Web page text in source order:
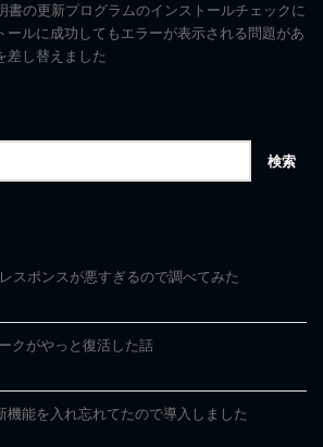
書の更新プログラムのインストールチェックに
ールに成功してもエラーが表示される問題があ
差し替えました
スポンスが悪すぎるので調べてみた
クがやっと復活した話
機能を入れ忘れてたので導入しました